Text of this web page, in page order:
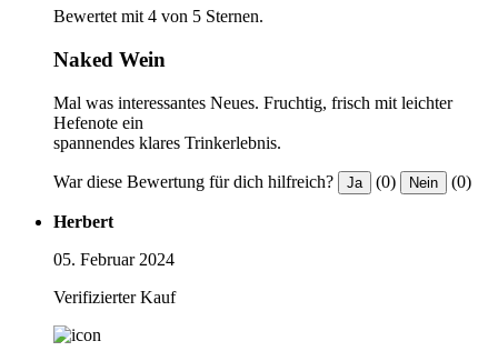
Bewertet mit 4 von 5 Sternen.
Naked Wein
Mal was interessantes Neues. Fruchtig, frisch mit leichter
Hefenote ein
spannendes klares Trinkerlebnis.
War diese Bewertung für dich hilfreich? Ja (0) Nein (0)
Herbert
05. Februar 2024
Verifizierter Kauf